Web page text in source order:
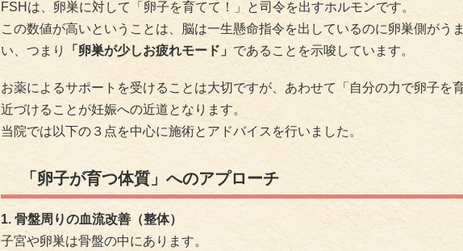
FSHは、卵巣に対して「卵子を育てて！」と司令を出すホルモンです。
この数値が高いということは、脳は一生懸命指令を出しているのに卵巣側がう
い、つまり
「卵巣が少しお疲れモード」であることを示唆しています。
お薬によるサポートを受けることは大切ですが、あわせて「自分の力で卵子を
近づけることが妊娠への近道となります。
当院では以下の３点を中心に施術とアドバイスを行いました。
「卵子が育つ体質」へのアプローチ
1. 骨盤周りの血流改善（整体）
子宮や卵巣は骨盤の中にあります。